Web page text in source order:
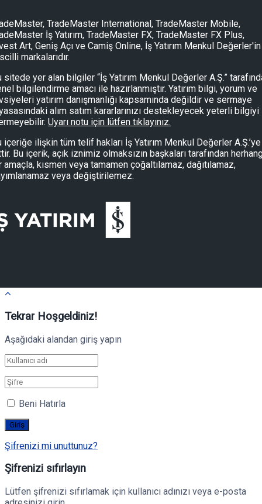
TradeMaster International, TradeMaster Mobile,
İş Yatırım, TradeMaster FX, TradeMaster FX Plus,
Art, Geniş Açı ve Camiş Online, İş Yatırım Menkul Değerler'in
markalarıdır.
sitede yer alan bilgiler “İş Yatırım Menkul Değerler A.Ş.”
bilgilendirme amacı ile hazırlanmıştır. Yatırım bilgi, yorum ve
yatırım danışmanlığı kapsamında değildir ve sermaye
alım satım kararlarınızı destekleyecek yeterli bilgiyi
Uyarı notu için lütfen tıklayınız.
içeriğe ilişkin tüm telif hakları İş Yatırım Menkul Değerler A.Ş.’ye
Bu içerik, açık iznimiz olmaksızın başkaları tarafından
amaçla, kısmen veya tamamen çoğaltılamaz, dağıtılamaz,
veya değiştirilemez.
Tekrar Hoşgeldiniz!
Aşağıdaki alandan giriş yapın
Beni Hatırla
Şifrenizi mi unuttunuz?
Şifrenizi sıfırlayın
Lütfen şifrenizi sıfırlamak için kullanıcı adınızı veya e-posta